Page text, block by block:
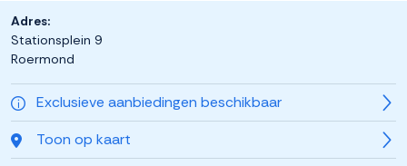
Exclusieve aanbiedingen beschikbaar
Toon op kaart
Adres:
Stationsplein 9
Roermond